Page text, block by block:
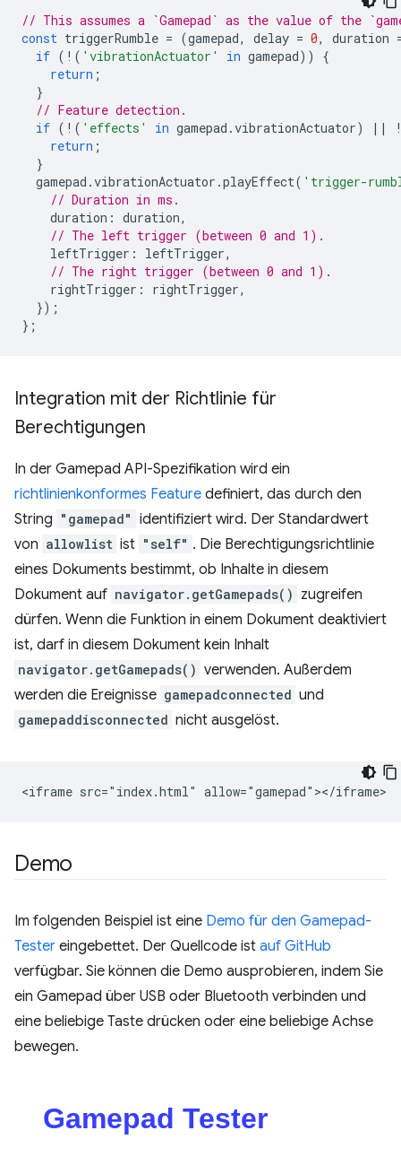
// This assumes a `Gamepad` as the value of the
const triggerRumble = (gamepad, delay = 0, duration
if ( ! ( 'vibrationActuator' in gamepad))
{
return ;
}
// Feature detection.
if ( ! ( 'effects' in gamepad .vibrationActuator) ||
return ;
}
gamepad .vibrationActuator .playEffect( 'trigger-
// Duration in ms.
duration : duration,
// The left trigger (between 0 and 1).
leftTrigger : leftTrigger,
// The right trigger (between 0 and 1).
rightTrigger : rightTrigger,
});
};
Integration mit der Richtlinie für
Berechtigungen
In der Gamepad API-Spezifikation wird ein
richtlinienkonformes Feature definiert, das durch den
String "gamepad" identifiziert wird. Der Standardwert
von allowlist ist "self" . Die Berechtigungsrichtlinie
eines Dokuments bestimmt, ob Inhalte in diesem
Dokument auf navigator.getGamepads() zugreifen
dürfen. Wenn die Funktion in einem Dokument deaktiviert
ist, darf in diesem Dokument kein Inhalt
navigator.getGamepads() verwenden. Außerdem
werden die Ereignisse gamepadconnected und
gamepaddisconnected nicht ausgelöst.
Demo
Im folgenden Beispiel ist eine Demo für den Gamepad-
Tester eingebettet. Der Quellcode ist auf GitHub
verfügbar. Sie können die Demo ausprobieren, indem Sie
ein Gamepad über USB oder Bluetooth verbinden und
eine beliebige Taste drücken oder eine beliebige Achse
bewegen.